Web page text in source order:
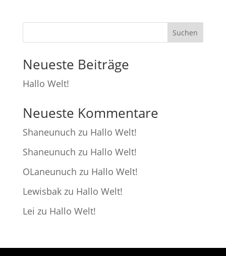
Suchen
Neueste Beiträge
Hallo Welt!
Neueste Kommentare
Shaneunuch zu Hallo Welt!
Shaneunuch zu Hallo Welt!
OLaneunuch zu Hallo Welt!
Lewisbakzu Hallo Welt!
Lei zu Hallo Welt!